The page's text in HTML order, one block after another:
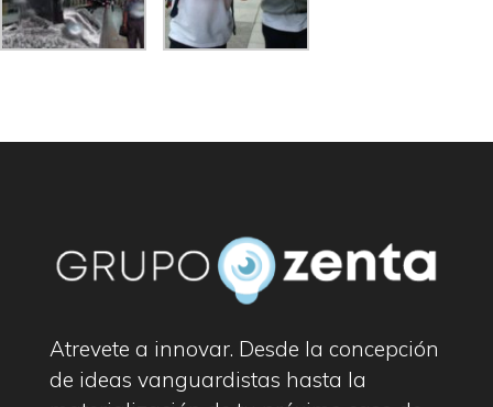
Atrevete a innovar. Desde la concepción
de ideas vanguardistas hasta la